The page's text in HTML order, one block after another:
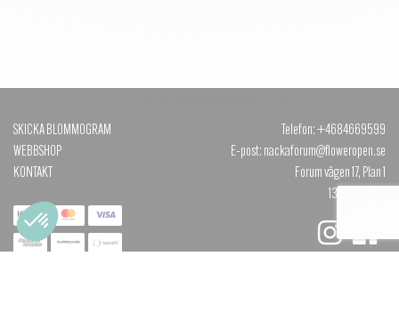
SKICKA BLOMMOGRAM
WEBBSHOP
KONTAKT
Telefon: +4684669599
E-post: nackaforum@floweropen.se
Forum vägen 17, Plan 1
131 40 NACKA